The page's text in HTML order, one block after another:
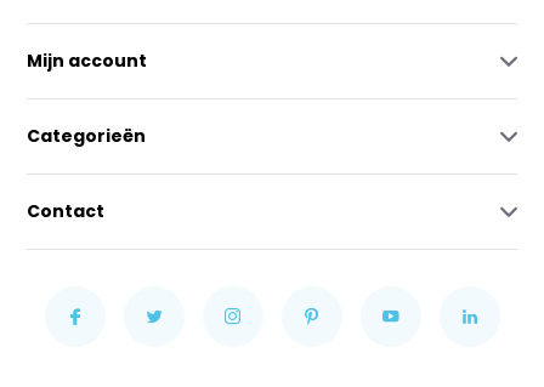
Mijn account
Categorieën
Contact